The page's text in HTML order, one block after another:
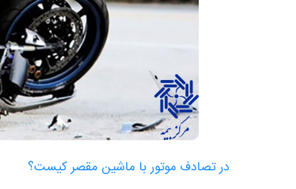
در تصادف موتور با ماشین مقصر کیست؟